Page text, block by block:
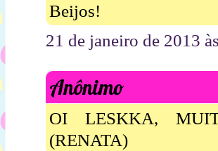
Beijos!
21 de janeiro de 2013
Anônimo
OI LESKKA,
(RENATA)